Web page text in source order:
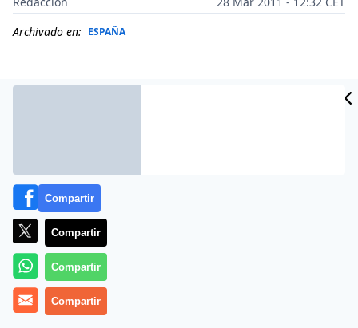
Archivado en: ESPAÑA
Más información
Compartir
Compartir
Compartir
Compartir